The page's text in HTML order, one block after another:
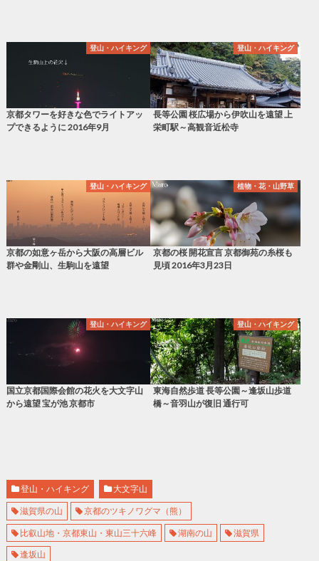
登山・ハイキング
京都タワーを好きな色でライトアッ
プできるように 2016年9月
登山・ハイキング
長等公園 桜広場から伊吹山を遠望 上
栄町駅～高観音近松寺
登山・ハイキング
京都の如意ヶ岳から大阪の高層ビル
群や金剛山、生駒山を遠望
植物・花・山野草
京都の桜 開花宣言 京都御苑の糸桜も
見頃 2016年3月23日
登山・ハイキング
国立京都国際会館の花火を大文字山
から遠望 宝が池 京都市
登山・ハイキング
東海自然歩道 長等公園～逢坂山歩道
橋～音羽山が復旧 通行可
登山・ハイキング 大文字山
滋賀県の山 京都のツキノワグマ（熊）
比叡山地・京都東山・東山三十六峰 湖南の山 滋賀県
逢坂山